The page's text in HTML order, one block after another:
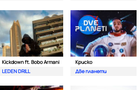
Kickdown ft. Bobo Armani
LEDEN DRILL
Криско
Две планети